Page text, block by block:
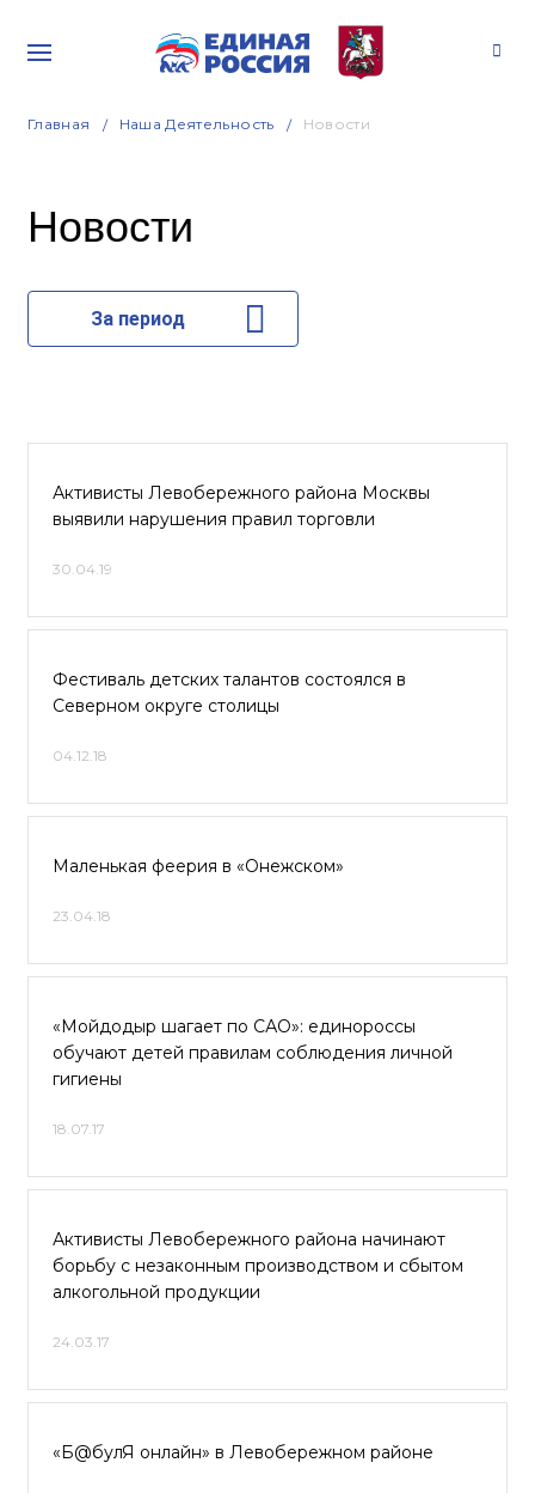
Главная Наша Деятельность Новости
Новости
За период
Активисты Левобережного района Москвы
выявили нарушения правил торговли
30.04.19
Фестиваль детских талантов состоялся в
Северном округе столицы
04.12.18
Маленькая феерия в «Онежском»
23.04.18
«Мойдодыр шагает по САО»: единороссы
обучают детей правилам соблюдения личной
гигиены
18.07.17
Активисты Левобережного района начинают
борьбу с незаконным производством и сбытом
алкогольной продукции
24.03.17
«Б@булЯ онлайн» в Левобережном районе